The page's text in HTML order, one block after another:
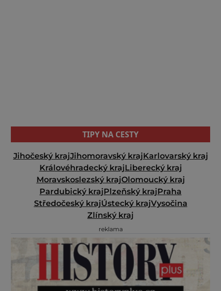
TIPY NA CESTY
Jihočeský krajJihomoravský krajKarlovarský kraj
Královéhradecký krajLiberecký kraj
Moravskoslezský krajOlomoucký kraj
Pardubický krajPlzeňský krajPraha
Středočeský krajÚstecký krajVysočina
Zlínský kraj
reklama